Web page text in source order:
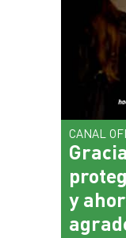
CANAL
y